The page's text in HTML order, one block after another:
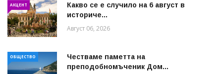
АКЦЕНТ
Какво се е случило на 6 август в
историче...
Август 06, 2026
ОБЩЕСТВО
Честваме паметта на
преподобномъченик Дом...